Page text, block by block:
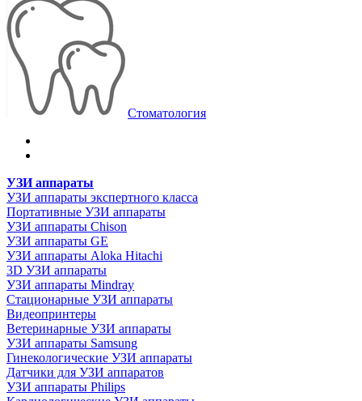
Стоматология
УЗИ аппараты
УЗИ аппараты экспертного класса
Портативные УЗИ аппараты
УЗИ аппараты Chison
УЗИ аппараты GE
УЗИ аппараты Aloka Hitachi
3D УЗИ аппараты
УЗИ аппараты Mindray
Стационарные УЗИ аппараты
Видеопринтеры
Ветеринарные УЗИ аппараты
УЗИ аппараты Samsung
Гинекологические УЗИ аппараты
Датчики для УЗИ аппаратов
УЗИ аппараты Philips